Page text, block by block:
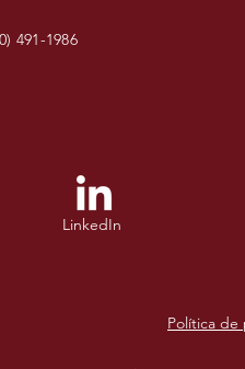
491-1986
LinkedIn
Política de